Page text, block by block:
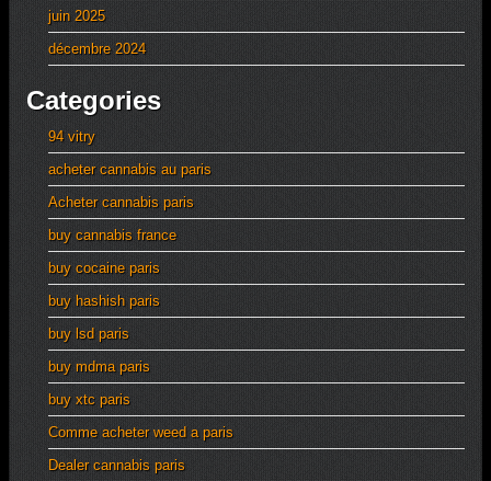
juin 2025
décembre 2024
Categories
94 vitry
acheter cannabis au paris
Acheter cannabis paris
buy cannabis france
buy cocaine paris
buy hashish paris
buy lsd paris
buy mdma paris
buy xtc paris
Comme acheter weed a paris
Dealer cannabis paris